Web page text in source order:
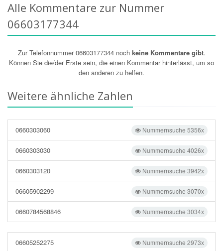
Alle Kommentare zur Nummer
06603177344
Zur Telefonnummer 06603177344 noch keine Kommentare gibt.
Können Sie die/der Erste sein, die einen Kommentar hinterlässt, um so
den anderen zu helfen.
Weitere ähnliche Zahlen
Nummernsuche 5356x
0660303060
Nummernsuche 4026x
0660303030
Nummernsuche 3942x
0660303120
Nummernsuche 3070x
06605902299
Nummernsuche 3034x
0660784568846
Nummernsuche 2973x
06605252275